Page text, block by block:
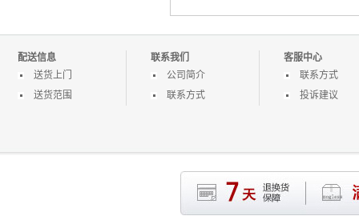
配送信息
送货上门
送货范围
联系我们
公司简介
联系方式
客服中心
联系方式
投诉建议